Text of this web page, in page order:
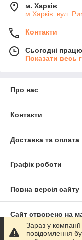
м. Харків
м.Харків. вул.
Контакти
Сьогодні
Показати весь
Про нас
Контакти
Доставка та оплата
Графік роботи
Повна версія сайту
Сайт створено на
Зараз у
повідомлення